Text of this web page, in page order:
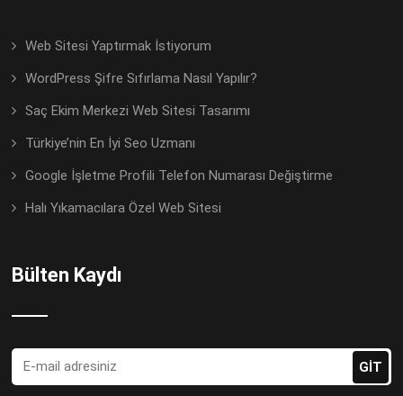
Web Sitesi Yaptırmak İstiyorum
WordPress Şifre Sıfırlama Nasıl Yapılır?
Saç Ekim Merkezi Web Sitesi Tasarımı
Türkiye’nin En İyi Seo Uzmanı
Google İşletme Profili Telefon Numarası Değiştirme
Halı Yıkamacılara Özel Web Sitesi
Bülten Kaydı